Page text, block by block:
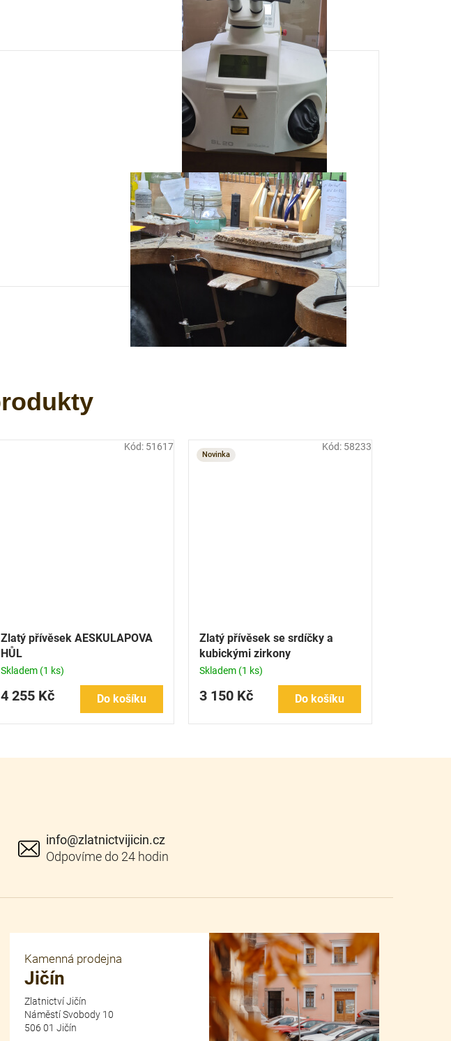
Zlatý přívěsek AESKULAPOVA
HŮL
Skladem (1 ks)
4 255 Kč Do košíku
Kód: 51617
Novinka
Zlatý přívěsek se srdíčky a
kubickými zirkony
Skladem (1 ks)
3 150 Kč Do košíku
Kód: 58233
info@zlatnictvijicin.cz
Kamenná prodejna
Jičín
Zlatnictví Jičín
Náměstí Svobody 10
506 01 Jičín